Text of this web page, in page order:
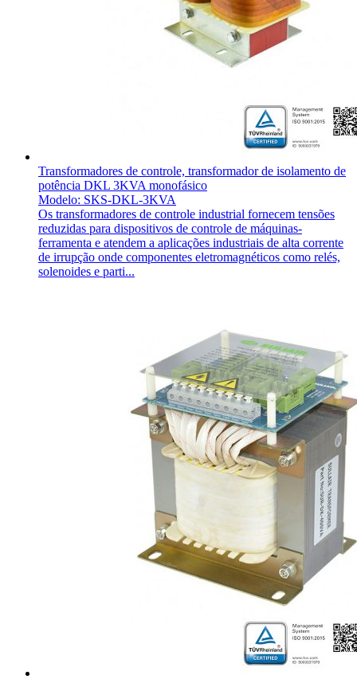
Transformadores de controle, transformador de isolamento de
potência DKL 3KVA monofásico
Modelo: SKS-DKL-3KVA
Os transformadores de controle industrial fornecem tensões
reduzidas para dispositivos de controle de máquinas-
ferramenta e atendem a aplicações industriais de alta corrente
de irrupção onde componentes eletromagnéticos como relés,
solenoides e parti...